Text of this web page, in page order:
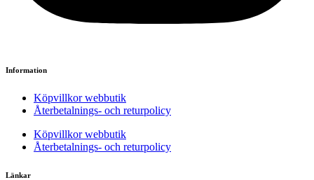
Information
Köpvillkor webbutik
Återbetalnings- och returpolicy
Köpvillkor webbutik
Återbetalnings- och returpolicy
Länkar